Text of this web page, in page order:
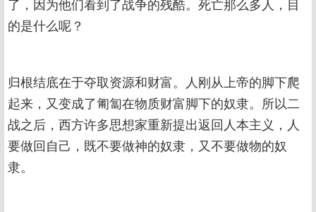
的是什么呢？
归根结底在于夺取资源和财富。人刚从上帝的脚下爬
起来，又变成了匍匐在物质财富脚下的奴隶。所以二
战之后，西方许多思想家重新提出返回人本主义，人
要做回自己，既不要做神的奴隶，又不要做物的奴
隶。